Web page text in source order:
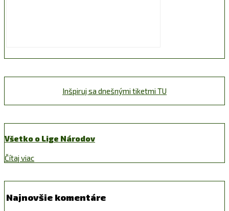
Inšpiruj sa dnešnými tiketmi TU
Všetko o Lige Národov
Čítaj viac
Najnovšie komentáre